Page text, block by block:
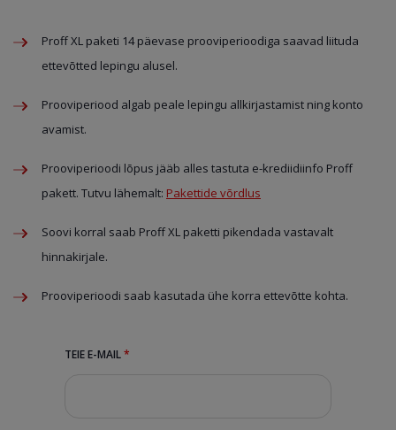
Proff XL paketi 14 päevase prooviperioodiga saavad liituda
ettevõtted lepingu alusel.
Prooviperiood algab peale lepingu allkirjastamist ning konto
avamist.
Prooviperioodi lõpus jääb alles tastuta e-krediidiinfo Proff
pakett. Tutvu lähemalt: Pakettide võrdlus
Soovi korral saab Proff XL paketti pikendada vastavalt
hinnakirjale.
Prooviperioodi saab kasutada ühe korra ettevõtte kohta.
TEIE E-MAIL*